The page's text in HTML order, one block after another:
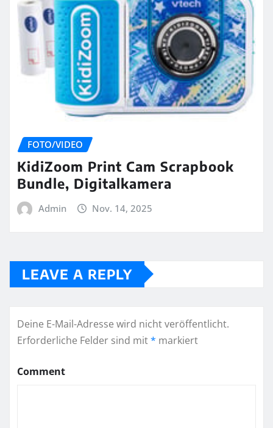
FOTO/VIDEO
KidiZoom Print Cam Scrapbook
Bundle, Digitalkamera
Admin Nov. 14, 2025
LEAVE A REPLY
Deine E-Mail-Adresse wird nicht veröffentlicht.
Erforderliche Felder sind mit* markiert
Comment